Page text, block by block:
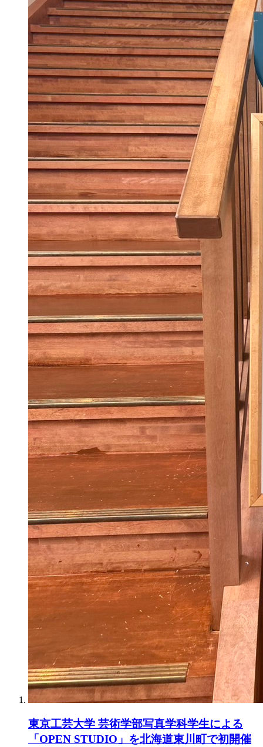
東京工芸大学 芸術学部写真学科学生による
「OPEN STUDIO」を北海道東川町で初開催